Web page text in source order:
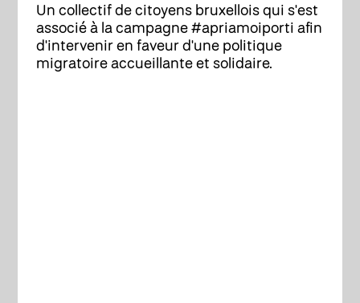
Un collectif de citoyens bruxellois qui s'est
associé à la campagne #apriamoiporti afin
d'intervenir en faveur d'une politique
migratoire accueillante et solidaire.